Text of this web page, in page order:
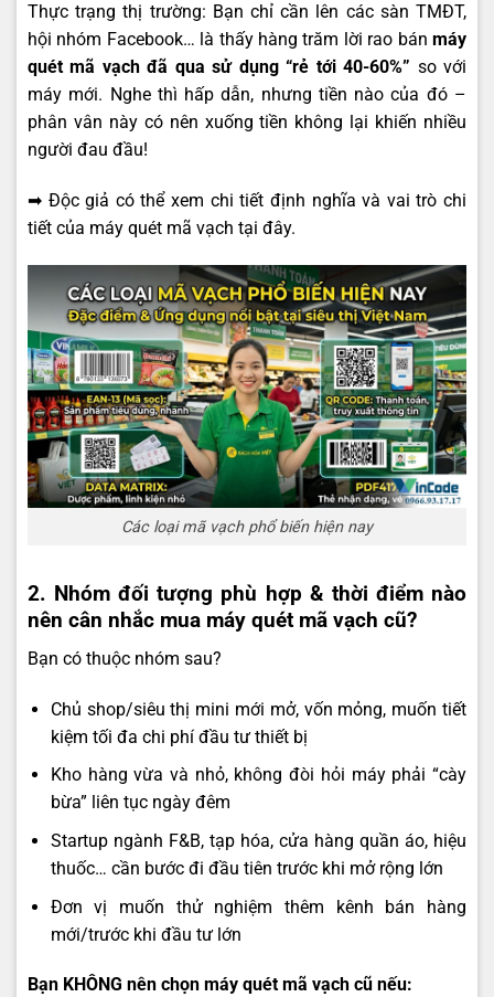
Thực trạng thị trường: Bạn chỉ cần lên các sàn TMĐT,
hội nhóm Facebook… là thấy hàng trăm lời rao bán máy
quét mã vạch đã qua sử dụng “rẻ tới 40-60%” so với
máy mới. Nghe thì hấp dẫn, nhưng tiền nào của đó –
phân vân này có nên xuống tiền không lại khiến nhiều
người đau đầu!
➡ Độc giả có thể xem chi tiết định nghĩa và vai trò chi
tiết của máy quét mã vạch tại đây.
Các loại mã vạch phổ biến hiện nay
2. Nhóm đối tượng phù hợp & thời điểm nào
nên cân nhắc mua máy quét mã vạch cũ?
Bạn có thuộc nhóm sau?
Chủ shop/siêu thị mini mới mở, vốn mỏng, muốn tiết
kiệm tối đa chi phí đầu tư thiết bị
Kho hàng vừa và nhỏ, không đòi hỏi máy phải “cày
bừa” liên tục ngày đêm
Startup ngành F&B, tạp hóa, cửa hàng quần áo, hiệu
thuốc… cần bước đi đầu tiên trước khi mở rộng lớn
Đơn vị muốn thử nghiệm thêm kênh bán hàng
mới/trước khi đầu tư lớn
Bạn KHÔNG nên chọn máy quét mã vạch cũ nếu: